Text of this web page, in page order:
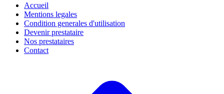
Accueil
Mentions legales
Condition generales d'utilisation
Devenir prestataire
Nos prestataires
Contact